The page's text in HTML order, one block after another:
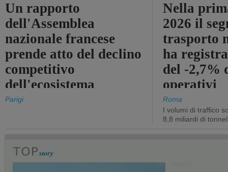
Un rapporto
dell'Assemblea
nazionale francese
prende atto del declino
competitivo
dell'ecosistema
portuale statale
Parigi
Nella
2026 il
trasporto
ha
del -2,7%
operativi
Roma
I volumi di traffico
8,8 miliardi di